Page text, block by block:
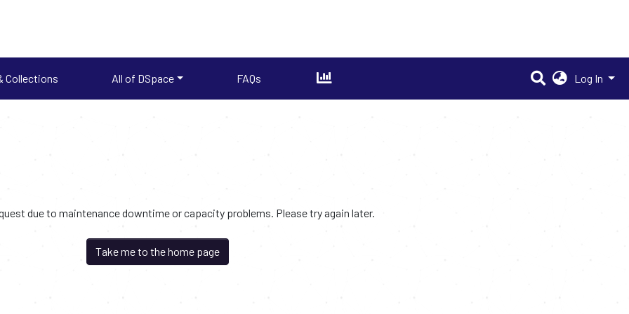
Collections All of DSpace FAQs Log In
due to maintenance downtime or capacity problems. Please try again later.
Take me to the home page